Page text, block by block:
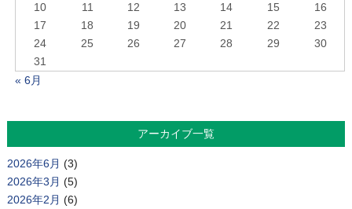
10
11 12 13 14 15
16
17
18 19 20 21 22
23
24
25 26 27 28 29
30
31
« 6月
アーカイブ一覧
2026年6月 (3)
2026年3月 (5)
2026年2月 (6)